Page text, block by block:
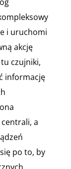
i uruchomi
akcję
czujniki,
informację
a
po to, by